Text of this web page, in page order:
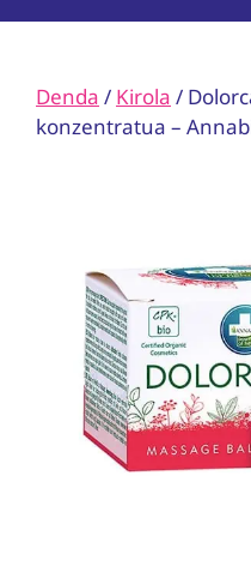
Denda / Kirola /
konzentratua –